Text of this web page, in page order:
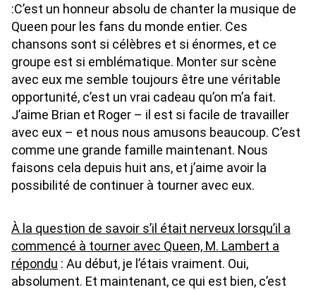
:C’est un honneur absolu de chanter la musique de
Queen pour les fans du monde entier. Ces
chansons sont si célèbres et si énormes, et ce
groupe est si emblématique. Monter sur scène
avec eux me semble toujours être une véritable
opportunité, c’est un vrai cadeau qu’on m’a fait.
J’aime Brian et Roger – il est si facile de travailler
avec eux – et nous nous amusons beaucoup. C’est
comme une grande famille maintenant. Nous
faisons cela depuis huit ans, et j’aime avoir la
possibilité de continuer à tourner avec eux.
À la question de savoir s’il était nerveux lorsqu’il a
commencé à tourner avec Queen, M. Lambert a
répondu : Au début, je l’étais vraiment. Oui,
absolument. Et maintenant, ce qui est bien, c’est